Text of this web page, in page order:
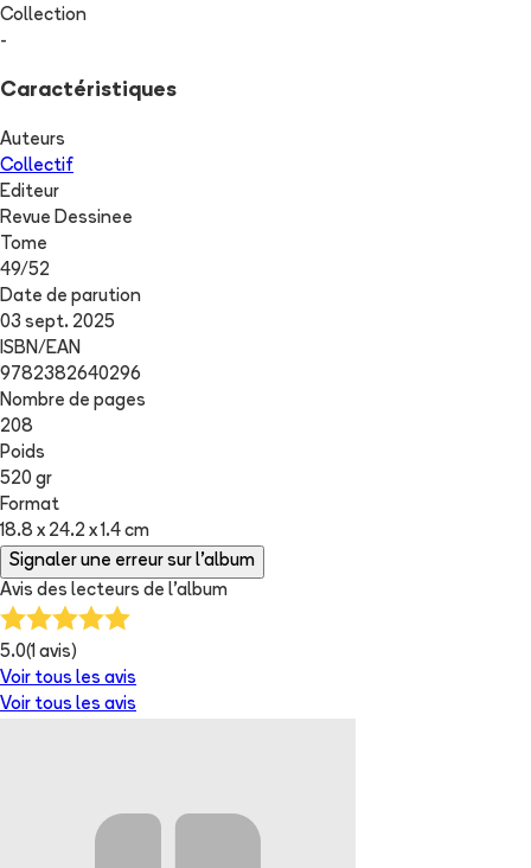
Collection
-
Caractéristiques
Auteurs
Collectif
Editeur
Revue Dessinee
Tome
49/52
Date de parution
03 sept. 2025
ISBN/EAN
9782382640296
Nombre de pages
208
Poids
520 gr
Format
18.8 x 24.2 x 1.4 cm
Signaler une erreur sur l'album
Avis des lecteurs de l'album
5.0(1 avis)
Voir tous les avis
Voir tous les avis